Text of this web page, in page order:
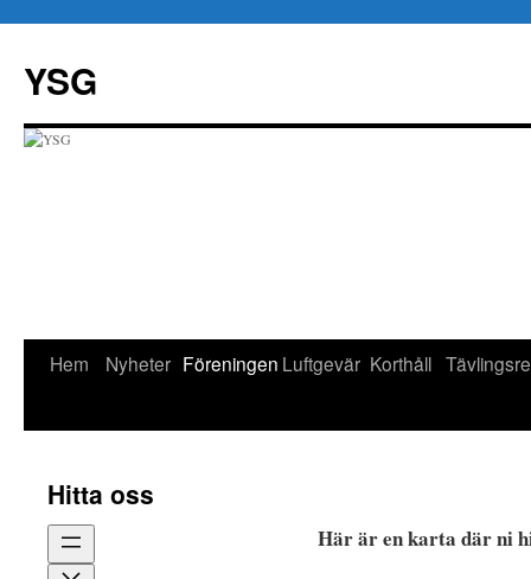
innehåll
YSG
Hem Nyheter Föreningen Luftgevär Korthåll
Hitta oss
Här är en karta där ni